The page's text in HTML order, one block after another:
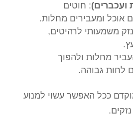
ועכברים): חוטים
אוכל ומעבירים מחלות.
משמעותי לרהיטים,
מחלות ולהפוך
לחות גבוהה.
ככל האפשר עשוי למנוע